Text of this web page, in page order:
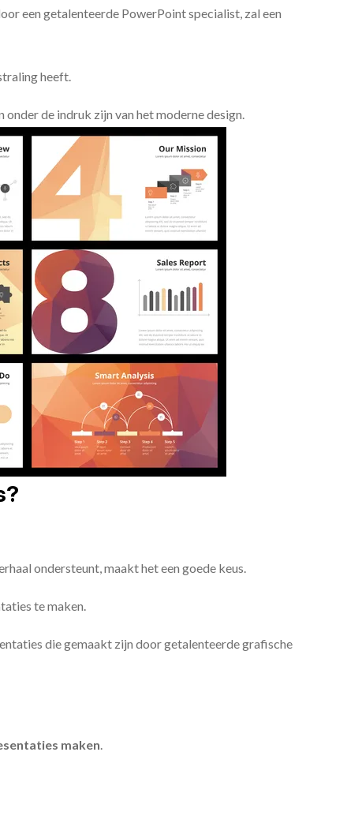
een getalenteerde PowerPoint specialist, zal een
heeft.
onder de indruk zijn van het moderne design.
ondersteunt, maakt het een goede keus.
te maken.
die gemaakt zijn door getalenteerde grafische
maken.